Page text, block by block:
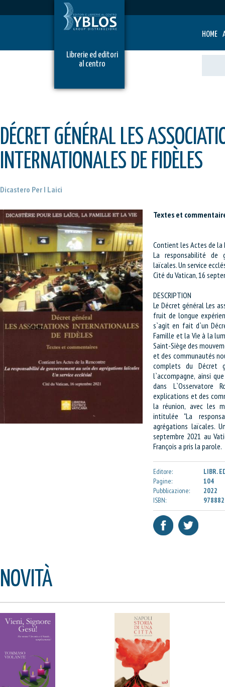
HOME
Librerie ed editori
al centro
DÉCRET GÉNÉRAL LES
INTERNATIONALES DE FIDÈLES
Dicastero Per I Laici
Textes et
Contient les Actes de la
La responsabilité de
laïcales. Un service
Cité du Vatican, 16
DESCRIPTION
Le Décret général Les
fruit de longue
s`agit en fait d`un
Famille et la Vie à la
Saint-Siège des
et des communautés
complets du Décret
l`accompagne, ainsi
dans L`Osservatore
explications et des
la réunion, avec les
intitulée "La
agrégations laïcales.
septembre 2021 au
François a pris la parole.
Editore:
LIBR.
Pagine:
104
Pubblicazione:
2022
ISBN:
NOVITÀ